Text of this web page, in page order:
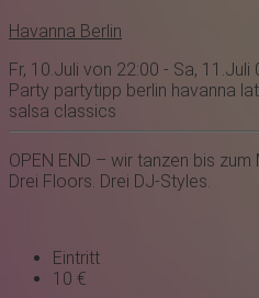
Havanna Berlin
Fr, 10.Juli von 22:00 - Sa, 11.Juli
Party partytipp berlin havanna
salsa classics
OPEN END – wir tanzen bis
Drei Floors. Drei DJ-Styles.
Eintritt
10 €